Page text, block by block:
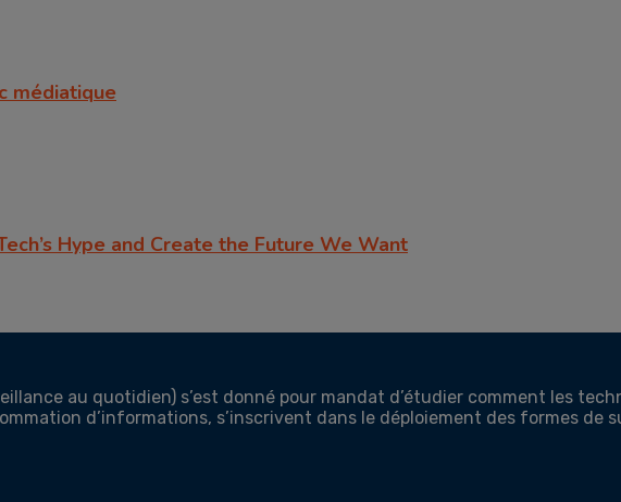
médiatique
Hype and Create the Future We Want
au quotidien) s’est donné pour mandat d’étudier comment les
d’informations, s’inscrivent dans le déploiement des formes de